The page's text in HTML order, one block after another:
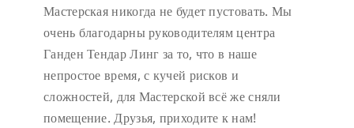
Мастерская никогда не будет пустовать. Мы
очень благодарны руководителям центра
Ганден Тендар Линг за то, что в наше
непростое время, с кучей рисков и
сложностей, для Мастерской всё же сняли
помещение. Друзья, приходите к нам!